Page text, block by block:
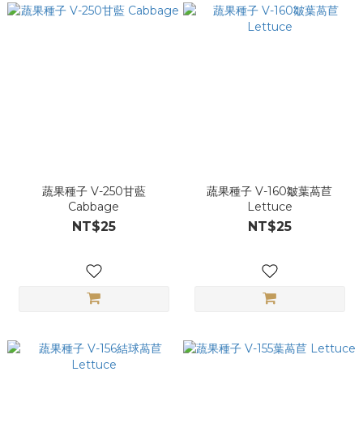
蔬果種子 V-250甘藍
Cabbage
NT$25
蔬果種子 V-160皺葉萵苣
Lettuce
NT$25